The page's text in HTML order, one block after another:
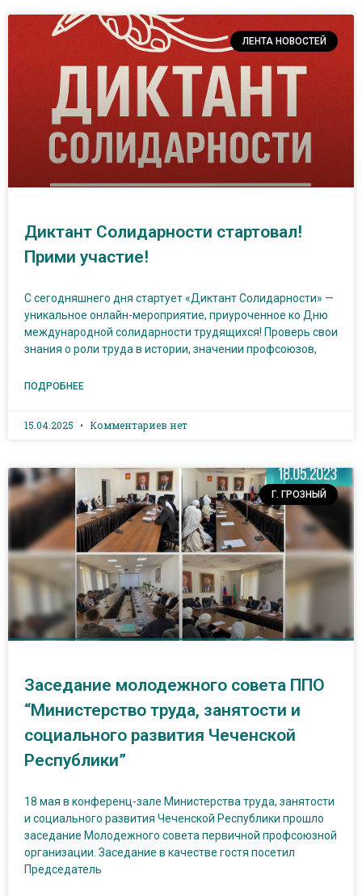
ЛЕНТА НОВОСТЕЙ
Диктант Солидарности стартовал!
Прими участие!
С сегодняшнего дня стартует «Диктант Солидарности» —
уникальное онлайн-мероприятие, приуроченное ко Дню
международной солидарности трудящихся! Проверь свои
знания о роли труда в истории, значении профсоюзов,
ПОДРОБНЕЕ
15.04.2025 Комментариев нет
Г. ГРОЗНЫЙ
Заседание молодежного совета ППО
“Министерство труда, занятости и
социального развития Чеченской
Республики”
18 мая в конференц-зале Министерства труда, занятости
и социального развития Чеченской Республики прошло
заседание Молодежного совета первичной профсоюзной
организации. Заседание в качестве гостя посетил
Председатель